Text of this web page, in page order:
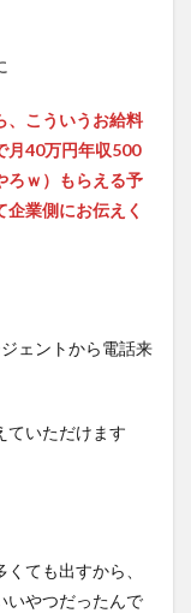
、こういうお給料
月40万円年収500
ろｗ）もらえる予
業側にお伝えく
ェントから電話来
ていただけます
ても出すから、
いやつだったんで